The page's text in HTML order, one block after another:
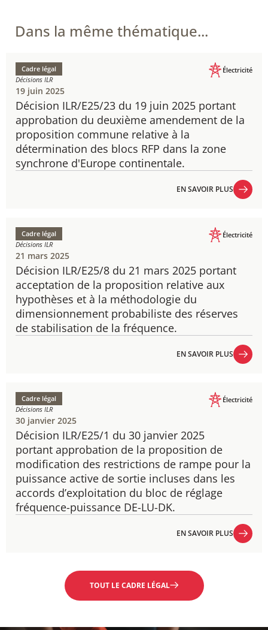
Dans la même thématique...
Décision ILR/E25/23 du 19 juin 2025 portant
approbation du deuxième amendement de la
proposition commune relative à la
détermination des blocs RFP dans la zone
synchrone d'Europe continentale.
Cadre légal
Décisions ILR
Électricité
19 juin 2025
EN SAVOIR PLUS
Décision ILR/E25/8 du 21 mars 2025 portant
acceptation de la proposition relative aux
hypothèses et à la méthodologie du
dimensionnement probabiliste des réserves
de stabilisation de la fréquence.
Cadre légal
Décisions ILR
Électricité
21 mars 2025
EN SAVOIR PLUS
Décision ILR/E25/1 du 30 janvier 2025
portant approbation de la proposition de
modification des restrictions de rampe pour la
puissance active de sortie incluses dans les
accords d’exploitation du bloc de réglage
fréquence-puissance DE-LU-DK.
Cadre légal
Décisions ILR
Électricité
30 janvier 2025
EN SAVOIR PLUS
TOUT LE CADRE LÉGAL